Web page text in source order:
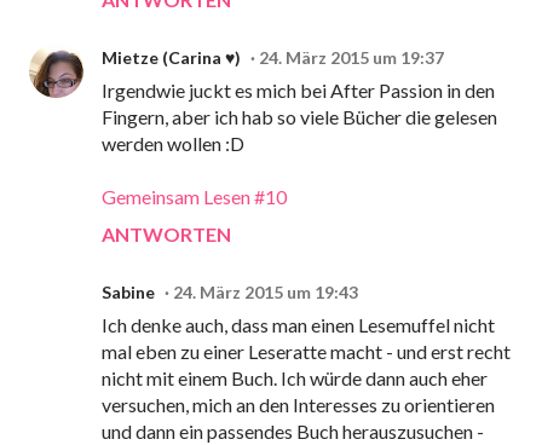
Mietze (Carina ♥) 24. März 2015 um 19:37
Irgendwie juckt es mich bei After Passion in den
Fingern, aber ich hab so viele Bücher die gelesen
werden wollen :D
Gemeinsam Lesen #10
ANTWORTEN
Sabine 24. März 2015 um 19:43
Ich denke auch, dass man einen Lesemuffel nicht
mal eben zu einer Leseratte macht - und erst recht
nicht mit einem Buch. Ich würde dann auch eher
versuchen, mich an den Interesses zu orientieren
und dann ein passendes Buch herauszusuchen -